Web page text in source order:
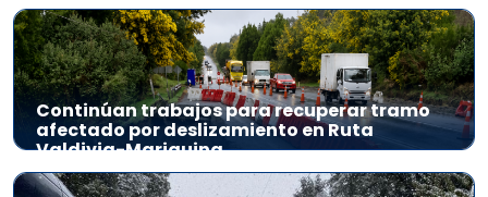
Continúan trabajos para recuperar tramo
afectado por deslizamiento en Ruta
Valdivia-Mariquina